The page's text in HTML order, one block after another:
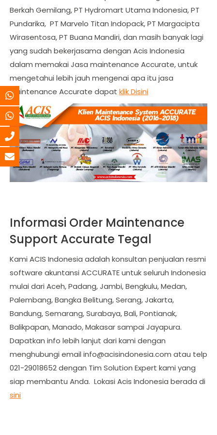
Berkah Gemilang, PT Hydromart Utama Indonesia, PT
Pundarika, PT Marvelo Titan Indopack, PT Margacipta
Wirasentosa, PT Buana Mandiri, dan masih banyak lagi
yang sudah bekerjasama dengan Acis Indonesia
dalam memakai Jasa maintenance Accurate, untuk
mengetahui lebih jauh mengenai apa itu jasa
Maintenance Accurate dapat klik Disini
Informasi Order Maintenance
Support Accurate Tegal
Kami ACIS Indonesia adalah konsultan penjualan resmi
software akuntansi ACCURATE untuk seluruh Indonesia
mulai dari Aceh, Padang, Jambi, Bengkulu, Medan,
Palembang, Bangka Belitung, Serang, Jakarta,
Bandung, Semarang, Surabaya, Bali, Pontianak,
Balikpapan, Manado, Makasar sampai Jayapura.
Dapatkan info lebih lanjut dari kami dengan
menghubungi email info@acisindonesia.com atau telp
021-29018652 dengan Tim Solution Expert kami yang
siap membantu Anda. Lokasi Acis Indonesia berada di
sini